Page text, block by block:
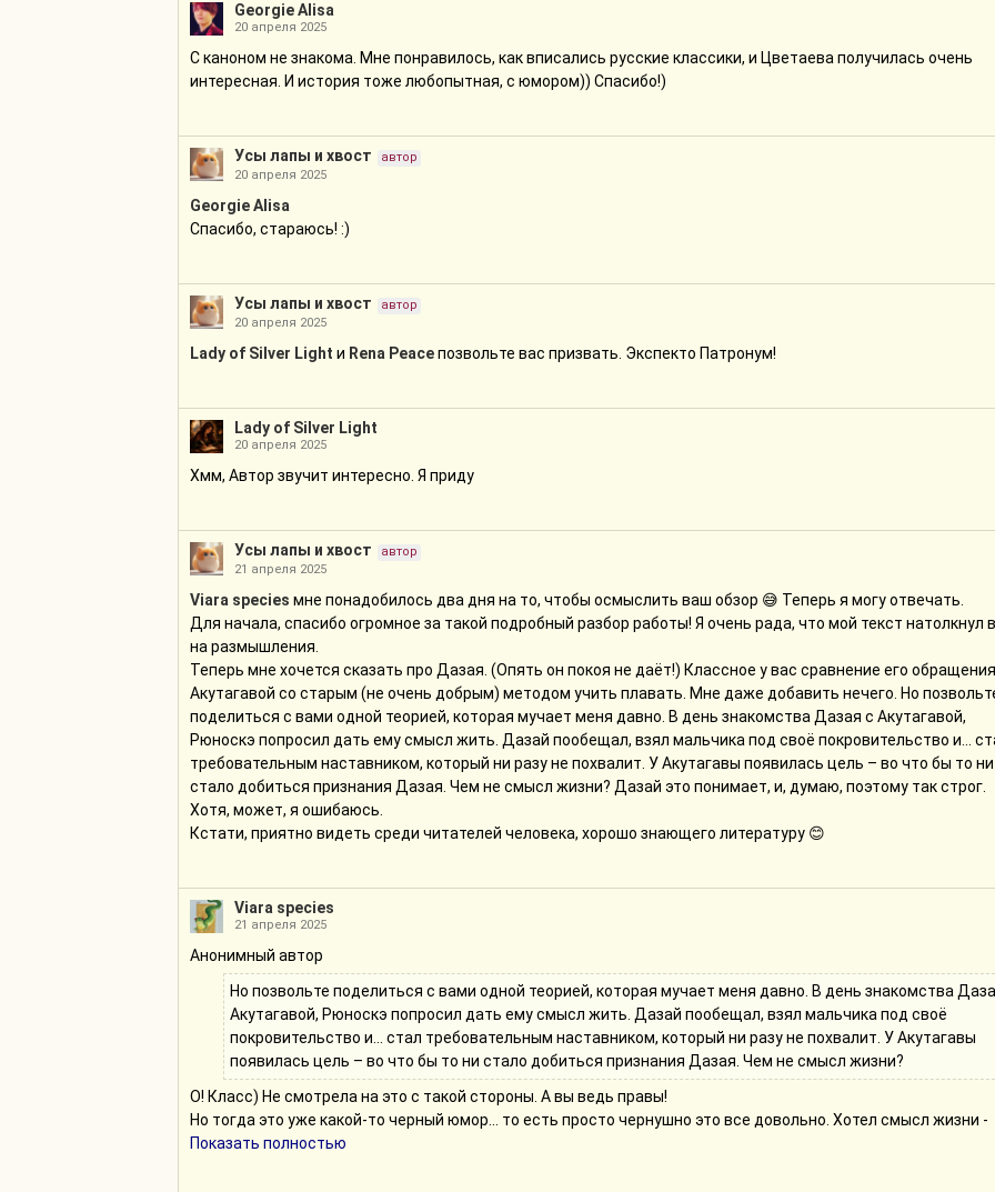
Georgie Alisa
20 апреля 2025
С каноном не знакома. Мне понравилось, как вписались русские классики, и Цветаева получилась очень
интересная. И история тоже любопытная, с юмором)) Спасибо!)
Усы лапы и хвост
автор
20 апреля 2025
Georgie Alisa
Спасибо, стараюсь! :)
Усы лапы и хвост
автор
20 апреля 2025
Lady of Silver Light и Rena Peaceпозвольте вас призвать. Экспекто Патронум!
Lady of Silver Light
20 апреля 2025
Хмм, Автор звучит интересно. Я приду
Усы лапы и хвост
автор
21 апреля 2025
Viara species мне понадобилось два дня на то, чтобы осмыслить ваш обзор 😅 Теперь я могу отвечать.
Для начала, спасибо огромное за такой подробный разбор работы! Я очень рада, что мой текст натолкнул
на размышления.
Теперь мне хочется сказать про Дазая. (Опять он покоя не даёт!) Классное у вас сравнение его
Акутагавой со старым (не очень добрым) методом учить плавать. Мне даже добавить нечего. Но
поделиться с вами одной теорией, которая мучает меня давно. В день знакомства Дазая с Акутагавой,
Рюноскэ попросил дать ему смысл жить. Дазай пообещал, взял мальчика под своё покровительство и...
требовательным наставником, который ни разу не похвалит. У Акутагавы появилась цель – во что бы то ни
стало добиться признания Дазая. Чем не смысл жизни? Дазай это понимает, и, думаю, поэтому так строг.
Хотя, может, я ошибаюсь.
Кстати, приятно видеть среди читателей человека, хорошо знающего литературу 😊
Viara species
21 апреля 2025
Анонимный автор
Но позвольте поделиться с вами одной теорией, которая мучает меня давно. В день знакомства
Акутагавой, Рюноскэ попросил дать ему смысл жить. Дазай пообещал, взял мальчика под своё
покровительство и... стал требовательным наставником, который ни разу не похвалит. У Акутагавы
появилась цель – во что бы то ни стало добиться признания Дазая. Чем не смысл жизни?
О! Класс) Не смотрела на это с такой стороны. А вы ведь правы!
Но тогда это уже какой-то черный юмор... то есть просто чернушно это все довольно. Хотел смысл жизни -
получил смысл жизни, но нездорово это все, конечно... С другой стороны, если человек доходит уже до
Показать полностью